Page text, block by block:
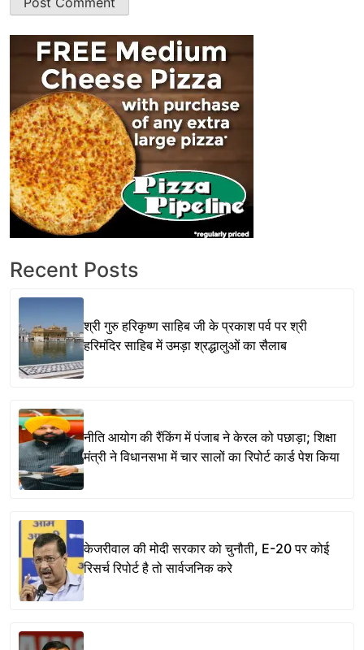
Recent Posts
श्री गुरु हरिकृष्ण साहिब जी के प्रकाश पर्व पर श्री
हरिमंदिर साहिब में उमड़ा श्रद्धालुओं का सैलाब
नीति आयोग की रैंकिंग में पंजाब ने केरल को पछाड़ा; शिक्षा
मंत्री ने विधानसभा में चार सालों का रिपोर्ट कार्ड पेश किया
केजरीवाल की मोदी सरकार को चुनौती, E-20 पर कोई
रिसर्च रिपोर्ट है तो सार्वजनिक करे